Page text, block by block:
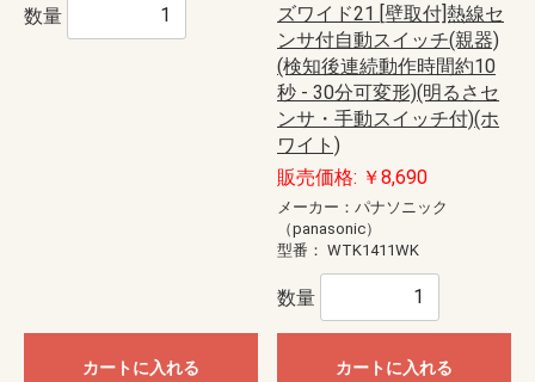
数量
カートに入れる
ズワイド21 [壁取付]熱線セ
ンサ付自動スイッチ(親器)
(検知後連続動作時間約10
秒 - 30分可変形)(明るさセ
ンサ・手動スイッチ付)(ホ
ワイト)
販売価格: ￥8,690
メーカー：パナソニック
（panasonic）
型番： WTK1411WK
数量
カートに入れる